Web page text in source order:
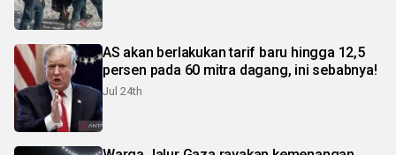
AS akan berlakukan tarif baru hingga 12,5
persen pada 60 mitra dagang, ini sebabnya!
Jul 24th